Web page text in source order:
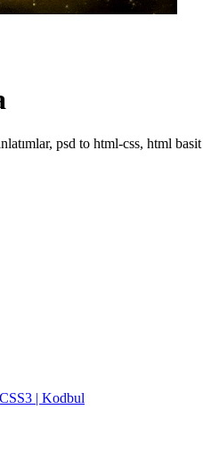
psd to html-css, html
| Kodbul